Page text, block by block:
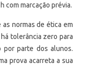
com marcação prévia.
normas de ética em
tolerância zero para
por parte dos alunos.
prova acarreta a sua